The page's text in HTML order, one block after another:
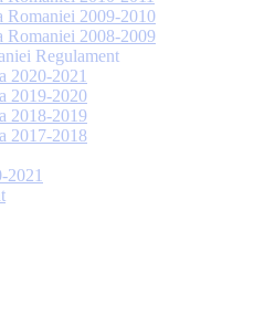
Romaniei 2009-2010
Romaniei 2008-2009
Regulament
2020-2021
2019-2020
2018-2019
2017-2018
2021